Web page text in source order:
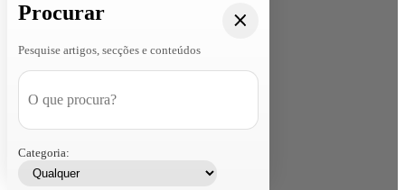
Procurar
Pesquise artigos, secções e conteúdos
Categoria: